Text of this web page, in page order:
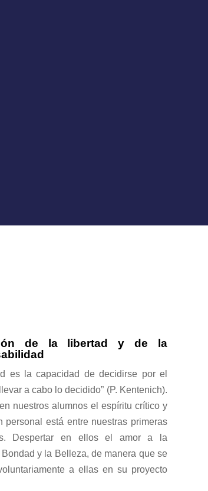
de la libertad y de la
es la capacidad de decidirse por el
a cabo lo decidido” (P. Kentenich).
nuestros alumnos el espíritu crítico y
personal está entre nuestras primeras
Despertar en ellos el amor a la
y la Belleza, de manera que se
a ellas en su proyecto